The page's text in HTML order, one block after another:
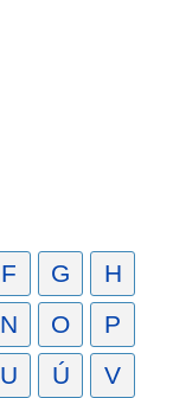
F G
H
N O
P
U Ú V